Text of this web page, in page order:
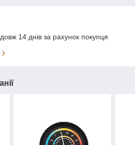
14 днів за рахунок покупця